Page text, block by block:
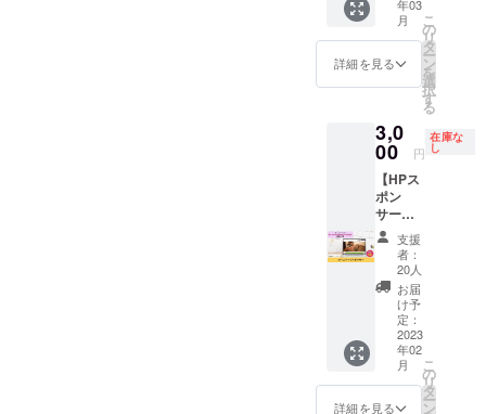
い。 ※
有効期
限は、
2023年
す。
が選ぶ
フルー
ツをお
楽しみ
は柑橘
がメイ
ンにな
るかと
思いま
す。 お
礼の
メッ
セージ
付きで
す。 ■
内容 ・
80サイ
ズの
BOXに
入るフ
ルーツ
パイス
ナッ
ツ」の
大サイ
ズ2袋
セット
けいた
しま
す。 ピ
リ甘・
ピリ塩
を各1袋
ずつの
セット
となり
ます。
マチコ
さんか
らのお
礼の
メッ
セージ
付きで
年03
月
詳細を見る
こ
の
リ
タ
ー
ン
を
選
択
す
る
3,0
00 円
在庫な
し
【HPス
ポン
サー】
カラダ
いたわ
り堂
キッチ
ンのHP
スポン
サーに
なれる
権利で
す。 現
在制作
支援
者：
20人
お届
け予
定：
2023
年02
月
詳細を見る
こ
の
リ
タ
ー
ン